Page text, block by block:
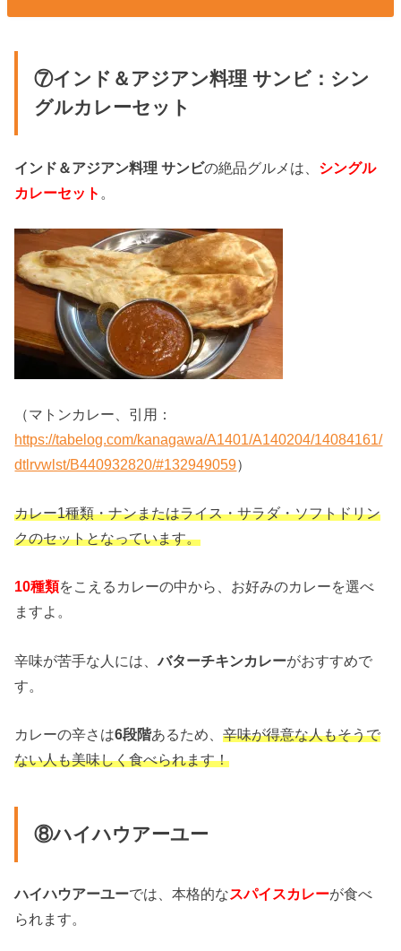
⑦インド＆アジアン料理 サンビ：シン
グルカレーセット
インド＆アジアン料理 サンビの絶品グルメは、 シングル
カレーセット 。
（マトンカレー、引用：
https://tabelog.com/kanagawa/A1401/A140204/14084161/
dtlrvwlst/B440932820/#132949059）
カレー1種類・ナンまたはライス・サラダ・ソフトドリン
クのセットとなっています。
10種類をこえるカレーの中から、お好みのカレーを選べ
ますよ。
辛味が苦手な人には、バターチキンカレーがおすすめで
す。
カレーの辛さは6段階あるため、辛味が得意な人もそうで
ない人も美味しく食べられます！
⑧ハイハウアーユー
ハイハウアーユーでは、本格的なスパイスカレーが食べ
られます。